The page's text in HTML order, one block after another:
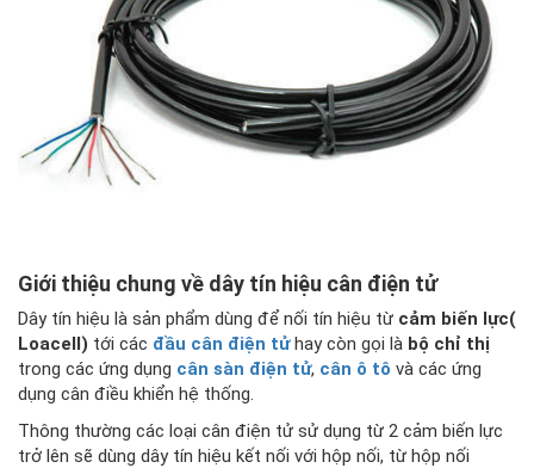
Giới thiệu chung về dây tín hiệu cân điện tử
Dây tín hiệu là sản phẩm dùng để nối tín hiệu từ cảm biến lực(
Loacell) tới các đầu cân điện tửhay còn gọi là bộ chỉ thị
trong các ứng dụng cân sàn điện tử, cân ô tô và các ứng
dụng cân điều khiển hệ thống.
Thông thường các loại cân điện tử sử dụng từ 2 cảm biến lực
trở lên sẽ dùng dây tín hiệu kết nối với hộp nối, từ hộp nối